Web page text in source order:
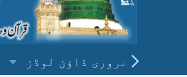
ضروری ڈاؤن لوڈز